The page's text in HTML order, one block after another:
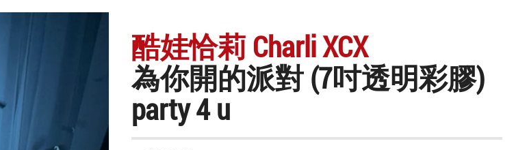
酷娃恰莉 Charli XCX
為你開的派對 (7吋透明彩膠)
party 4 u